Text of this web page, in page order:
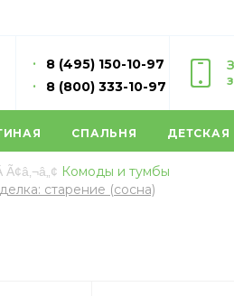
8 (495) 150-10-97
8 (800) 333-10-97
СПАЛЬНЯ ДЕТСКАЯ
Комоды и тумбы
старение (сосна)